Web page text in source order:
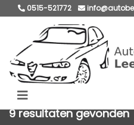
0515-521772
9 resultaten gevonden